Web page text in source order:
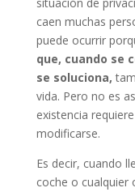
situación de
caen muchas
puede ocurrir
que, cuando se
se soluciona,
vida. Pero no es
existencia
modificarse.
Es decir, cuando
coche o cualquier